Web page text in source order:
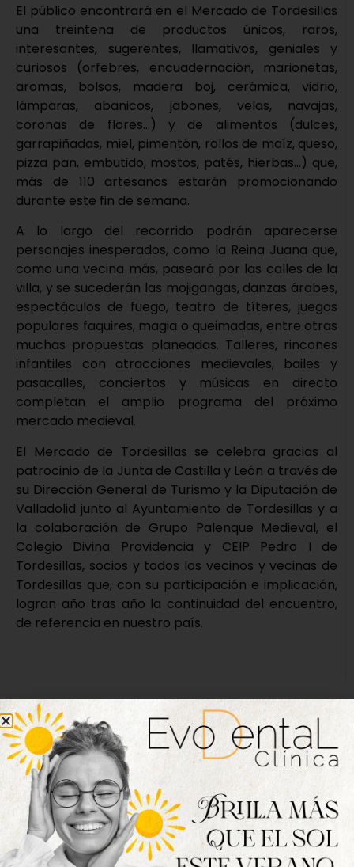
El público encontrará en el Mercado de Tordesillas
una treintena de productos únicos, raros,
interesantes, sugerentes, llamativos, geniales y
curiosos (orfebres, encuadernación, marionetas,
aromas, bolsos, madera boj, cerámica, vidrio,
lámparas, abanicos, jabones, velas, navajas,
coronas de flores…) y de alimentos (dulces,
garrapiñadas, miel, pimentón, rollos de maíz, queso,
pizza pan, embutido, mostos, patés, hierbas…) que,
más de 110 artesanos estarán promocionando
durante este fin de semana.
A lo largo del recorrido podrán aparecerse
personajes inesperados, como la Reina Juana que,
como una vecina más, paseará por las calles de la
villa, y se sucederán las mojigangas, danzas árabes,
espectáculos de fuego, teatro de títeres, juegos
populares faquires, magia o queimadas, entre otras
muchas propuestas planeadas. Talleres, rincones
infantiles con atracciones medievales, bailes y
pasacalles, conciertos y músicas en directo
completan el amplio programa del próximo
mercado medieval.
El Mercado de Tordesillas se celebra gracias al
patrocinio de la Junta de Castilla y León a través de
su Dirección General de Turismo y la Diputación de
Valladolid junto al Ayuntamiento de Tordesillas y a
la colaboración de Grupo Palenque Medieval, el
Colegio Divina Providencia y CEIP Pedro I de
Tordesillas, socios y todos los vecinos y vecinas de
Tordesillas que, con su participación e implicación,
logran año tras año la continuidad del encuentro,
de referencia en nuestro país.
Nueva edición
disponible
Hazte ya con la trigésimo séptima edición de
la revista Tordesillas al día. Haz clic sobre la
imagen para verla online.